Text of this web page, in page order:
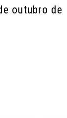
outubro de